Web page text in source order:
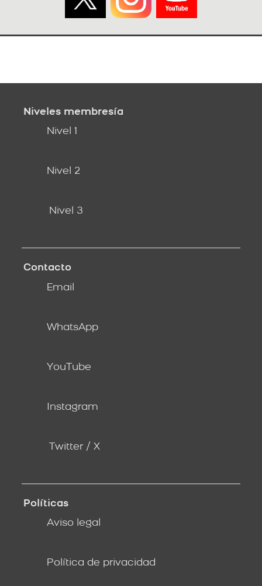
Niveles membresía
Nivel 1
Nivel 2
Nivel 3
Contacto
Email
WhatsApp
YouTube
Instagram
Twitter / X
Políticas
Aviso legal
Política de privacidad